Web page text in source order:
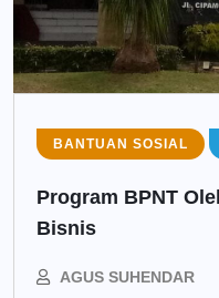
BANTUAN SOSIAL
Program BPNT
Bisnis
AGUS SUHENDAR